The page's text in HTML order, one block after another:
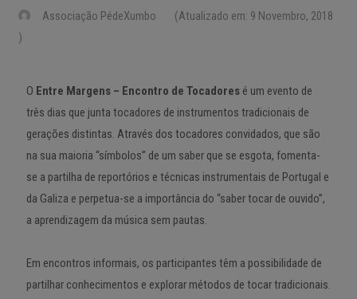
Associação PédeXumbo
(Atualizado em: 9 Novembro, 2018
)
O Entre Margens – Encontro de Tocadores é um evento de
três dias que junta tocadores de instrumentos tradicionais de
gerações distintas. Através dos tocadores convidados, que são
na sua maioria “símbolos” de um saber que se esgota, fomenta-
se a partilha de reportórios e técnicas instrumentais de Portugal e
da Galiza e perpetua-se a importância do “saber tocar de ouvido”,
a aprendizagem da música sem pautas.
Em encontros informais, os participantes têm a possibilidade de
partilhar conhecimentos e explorar métodos de tocar tradicionais.